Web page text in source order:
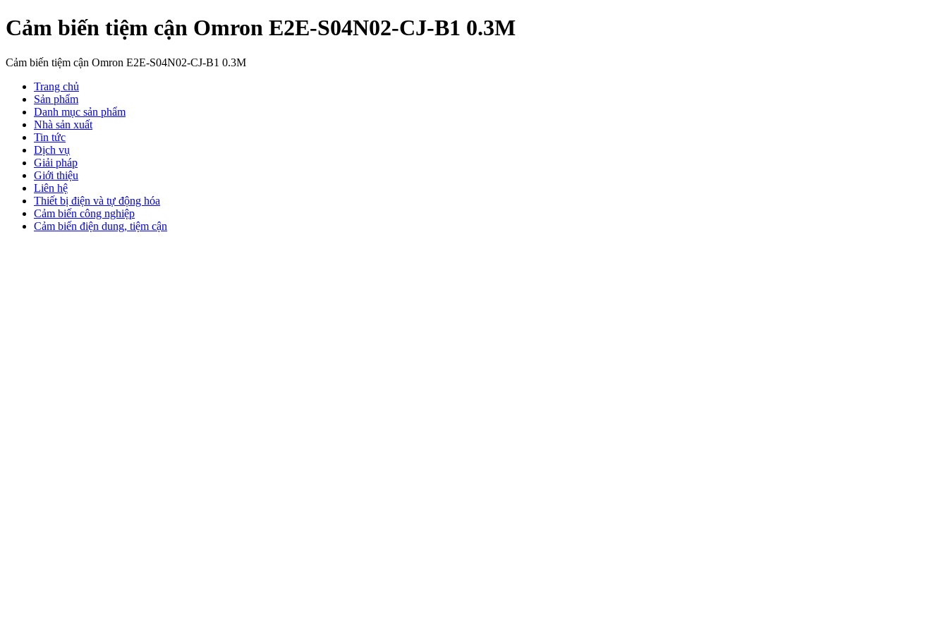
Cảm biến tiệm cận Omron E2E-S04N02-CJ-B1 0.3M
Cảm biến tiệm cận Omron E2E-S04N02-CJ-B1 0.3M
Trang chủ
Sản phẩm
Danh mục sản phẩm
Nhà sản xuất
Tin tức
Dịch vụ
Giải pháp
Giới thiệu
Liên hệ
Thiết bị điện và tự động hóa
Cảm biến công nghiệp
Cảm biến điện dung, tiệm cận